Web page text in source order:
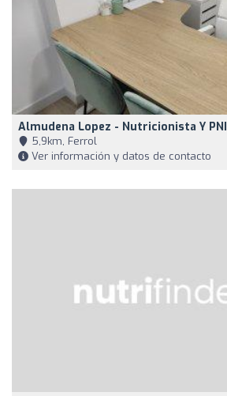
Almudena Lopez - Nutricionista Y PNI
5,9km, Ferrol
Ver información y datos de contacto